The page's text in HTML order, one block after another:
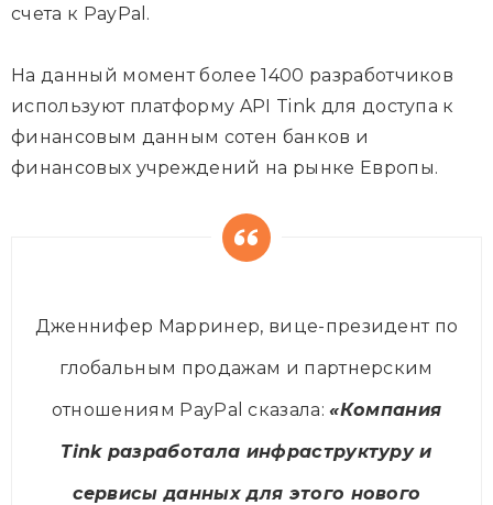
счета к PayPal.
На данный момент более 1400 разработчиков
используют платформу API Tink для доступа к
финансовым данным сотен банков и
финансовых учреждений на рынке Европы.
Дженнифер Марринер, вице-президент по
глобальным продажам и партнерским
отношениям PayPal сказала:«Компания
Tink разработала инфраструктуру и
сервисы данных для этого нового